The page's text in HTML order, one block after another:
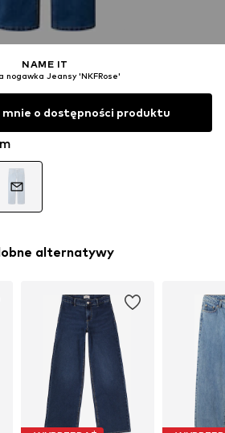
NAME IT
nogawka Jeansy 'NKFRose'
mnie o dostępności produktu
alternatywy